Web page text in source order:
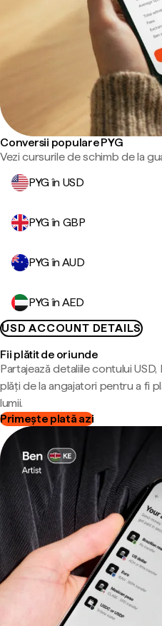
Conversii populare PYG
Vezi cursurile de schimb de la
PYG în USD
PYG în GBP
PYG în AUD
PYG în AED
USD ACCOUNT DETAILS
Fii plătit de oriunde
Partajează detaliile contului USD,
plăți de la angajatori pentru a fi
lumii.
Primește plată azi